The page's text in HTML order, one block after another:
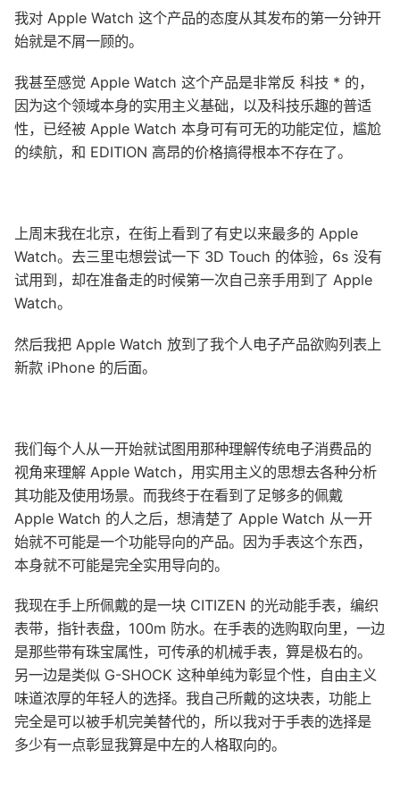
我对 Apple Watch 这个产品的态度从其发布的第一分钟开
始就是不屑一顾的。
我甚至感觉 Apple Watch 这个产品是非常反 科技 * 的，
因为这个领域本身的实用主义基础，以及科技乐趣的普适
性，已经被 Apple Watch 本身可有可无的功能定位，尴尬
的续航，和 EDITION 高昂的价格搞得根本不存在了。
上周末我在北京，在街上看到了有史以来最多的 Apple
Watch。去三里屯想尝试一下 3D Touch 的体验，6s 没有
试用到，却在准备走的时候第一次自己亲手用到了 Apple
Watch。
然后我把 Apple Watch 放到了我个人电子产品欲购列表上
新款 iPhone 的后面。
我们每个人从一开始就试图用那种理解传统电子消费品的
视角来理解 Apple Watch，用实用主义的思想去各种分析
其功能及使用场景。而我终于在看到了足够多的佩戴
Apple Watch 的人之后，想清楚了 Apple Watch 从一开
始就不可能是一个功能导向的产品。因为手表这个东西，
本身就不可能是完全实用导向的。
我现在手上所佩戴的是一块 CITIZEN 的光动能手表，编织
表带，指针表盘，100m 防水。在手表的选购取向里，一边
是那些带有珠宝属性，可传承的机械手表，算是极右的。
另一边是类似 G-SHOCK 这种单纯为彰显个性，自由主义
味道浓厚的年轻人的选择。我自己所戴的这块表，功能上
完全是可以被手机完美替代的，所以我对于手表的选择是
多少有一点彰显我算是中左的人格取向的。